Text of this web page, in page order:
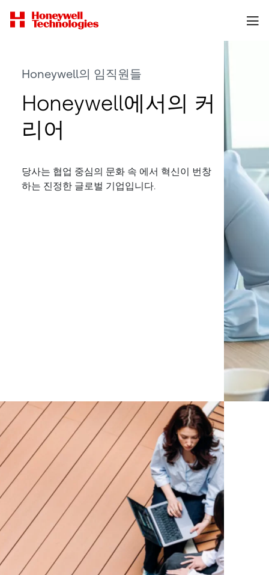
Honeywell의 임직원들
Honeywell에서의 커
리어
당사는 협업 중심의 문화 속 에서 혁신이 번창
하는 진정한 글로벌 기업입니다.